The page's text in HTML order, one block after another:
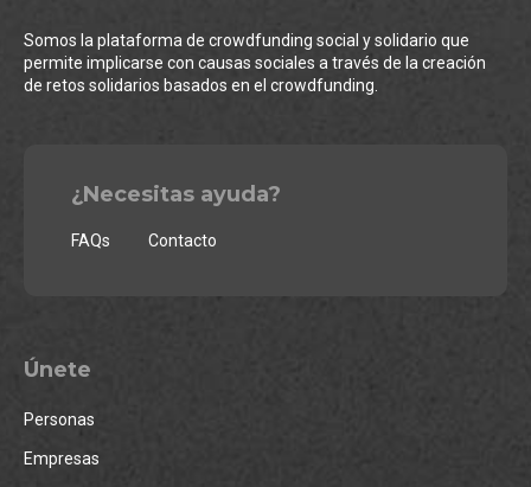
Somos la plataforma de crowdfunding social y solidario que
permite implicarse con causas sociales a través de la creación
de retos solidarios basados en el crowdfunding.
¿Necesitas ayuda?
FAQs Contacto
Únete
Personas
Empresas